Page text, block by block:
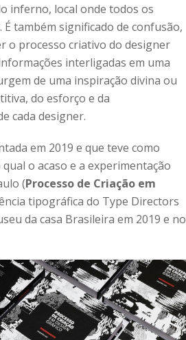
inferno, local onde todos os
também significado de confusão,
o processo criativo do designer
interligadas em uma
de uma inspiração divina ou
do esforço e da
cada designer.
em 2019 e que teve como
o acaso e a experimentação
(Processo de Criação em
tipográfica do Type Directors
da casa Brasileira em 2019 e no